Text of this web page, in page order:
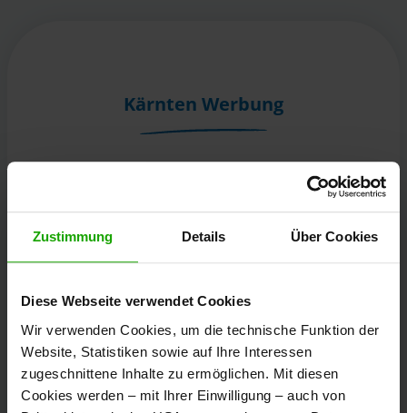
Zustimmung Details Über Cookies
Diese Webseite verwendet Cookies
Wir verwenden Cookies, um die technische Funktion der
Website, Statistiken sowie auf Ihre Interessen
zugeschnittene Inhalte zu ermöglichen. Mit diesen
Cookies werden – mit Ihrer Einwilligung – auch von
Kärnten Werbung
Österreich
+43/463/3000
info@kaernten.at
Bleibe informiert!